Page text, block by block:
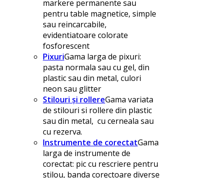
markere permanente sau
pentru table magnetice, simple
sau reincarcabile,
evidentiatoare colorate
fosforescent
PixuriGama larga de pixuri:
pasta normala sau cu gel, din
plastic sau din metal, culori
neon sau glitter
Stilouri și rollereGama variata
de stilouri si rollere din plastic
sau din metal, cu cerneala sau
cu rezerva.
Instrumente de corectatGama
larga de instrumente de
corectat: pic cu rescriere pentru
stilou, banda corectoare diverse